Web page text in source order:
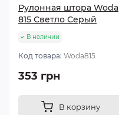
Рулонная штора Woda
815 Светло Серый
В наличии
Код товара: Woda815
353 грн
В корзину